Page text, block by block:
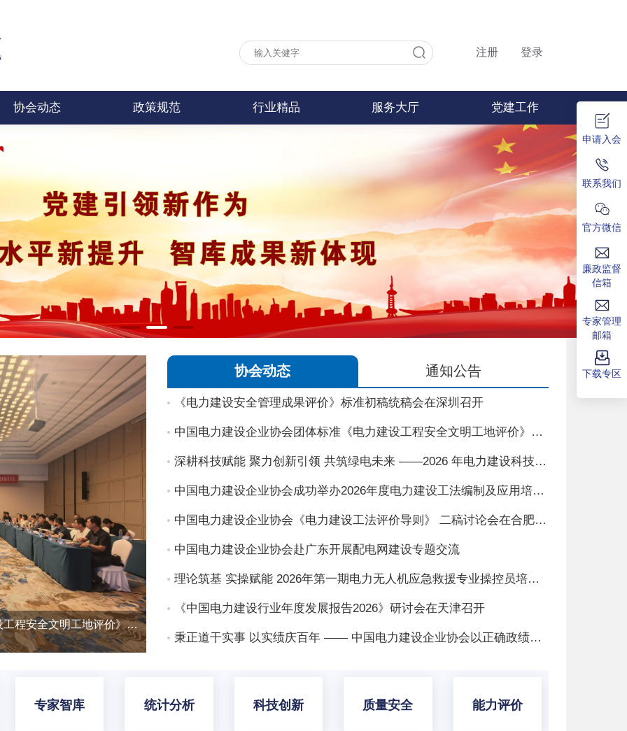
申请入会
联系我们
官方微信
廉政监督
信箱
专家管理
邮箱
下载专区
注册 登录
协会动态 政策规范 行业精品 服务大厅 党建工作
中国电力建设企业协会团体标准《电力建设工程安全文明工地评价》启动暨初稿讨论会在兰州召开
协会动态 通知公告
《电力建设安全管理成果评价》标准初稿统稿会在深圳召开
中国电力建设企业协会团体标准《电力建设工程安全文明工地评价》启动暨初稿讨论会在兰州召开
深耕科技赋能 聚力创新引领 共筑绿电未来 ——2026 年电力建设科技发展大会暨第二届电力智能新型施工装备展在厦门召开
中国电力建设企业协会成功举办2026年度电力建设工法编制及应用培训会
中国电力建设企业协会《电力建设工法评价导则》 二稿讨论会在合肥召开
中国电力建设企业协会赴广东开展配电网建设专题交流
理论筑基 实操赋能 2026年第一期电力无人机应急救援专业操控员培训班成功举办
《中国电力建设行业年度发展报告2026》研讨会在天津召开
秉正道干实事 以实绩庆百年 —— 中国电力建设企业协会以正确政绩观书写能源报国答卷、献礼建党105周年
专家智库 统计分析 科技创新 质量安全 能力评价